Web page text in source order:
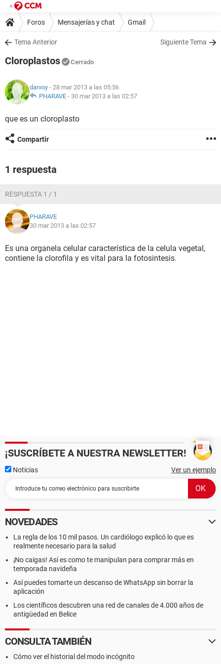
Foros Mensajerías y chat Gmail
Tema Anterior Siguiente Tema
Cloroplastos Cerrado
darvoy - 28 mar 2013 a las 05:56
PHARAVE - 30 mar 2013 a las 02:57
que es un cloroplasto
Compartir
1 respuesta
RESPUESTA 1 / 1
PHARAVE
30 mar 2013 a las 02:57
Es una organela celular característica de la celula vegetal,
contiene la clorofila y es vital para la fotosintesis.
¡SUSCRÍBETE A NUESTRA NEWSLETTER!
Noticias Ver un ejemplo
NOVEDADES
La regla de los 10 mil pasos. Un cardiólogo explicó lo que es
realmente necesario para la salud
¡No caigas! Así es como te manipulan para comprar más en
temporada navideña
Así puedes tomarte un descanso de WhatsApp sin borrar la
aplicación
Los científicos descubren una red de canales de 4.000 años de
antigüedad en Belice
CONSULTA TAMBIÉN
Cómo ver el historial del modo incógnito